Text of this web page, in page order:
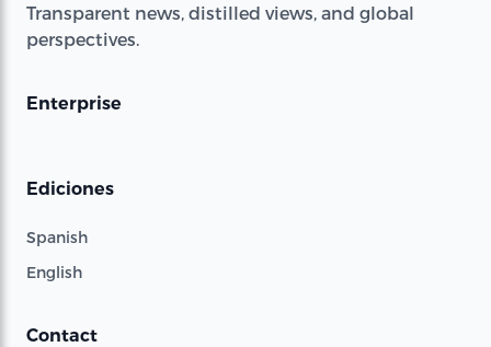
Transparent news, distilled views, and global
perspectives.
Enterprise
Ediciones
Spanish
English
Contact